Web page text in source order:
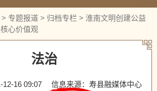
> 专题报道 > 归档专栏 > 淮南文明创建公益
心价值观
法治
12-16 09:07
信息来源：寿县融媒体中心